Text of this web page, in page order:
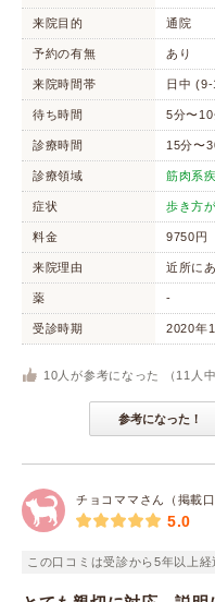
来院目的 通院
予約の有無 あり
来院時間帯 日中 (9-
待ち時間 5分〜10
診療時間 15分〜
診療領域 筋肉系
症状 歩き方
料金 9750円
来院理由 近所に
薬 -
受診時期 2020年
10 人が参考になった （ 11 人中
参考になった！
チョコママさん（掲載
5.0
この口コミは受診から5年以上経